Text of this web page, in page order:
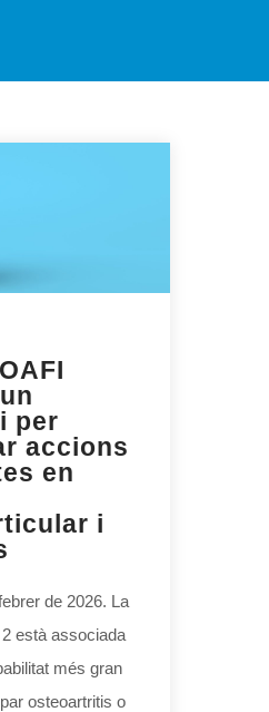
per
accions
en
i
de 2026. La
està associada
més gran
osteoartritis o